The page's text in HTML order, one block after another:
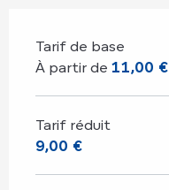
Tarif de base
À partir de 11,00 €
Tarif réduit
9,00 €